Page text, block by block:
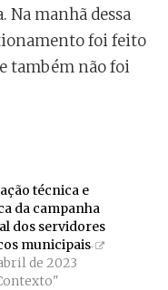
Na manhã dessa
foi feito
também não foi
técnica e
da campanha
dos servidores
municipais
de 2023